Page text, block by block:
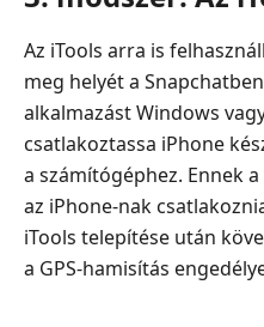
Az iTools arra is
meg helyét a
alkalmazást Windows
csatlakoztassa iPhone
a számítógéphez. Ennek
az iPhone-nak
iTools telepítése után
a GPS-hamisítás